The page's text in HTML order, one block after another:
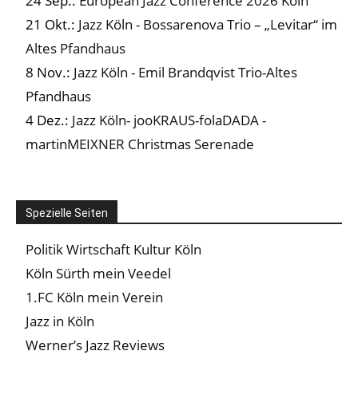
21 Okt.: Jazz Köln - Bossarenova Trio – „Levitar“ im
Altes Pfandhaus
8 Nov.: Jazz Köln - Emil Brandqvist Trio-Altes
Pfandhaus
4 Dez.: Jazz Köln- jooKRAUS-folaDADA -
martinMEIXNER Christmas Serenade
Spezielle Seiten
Politik Wirtschaft Kultur Köln
Köln Sürth mein Veedel
1.FC Köln mein Verein
Jazz in Köln
Werner’s Jazz Reviews